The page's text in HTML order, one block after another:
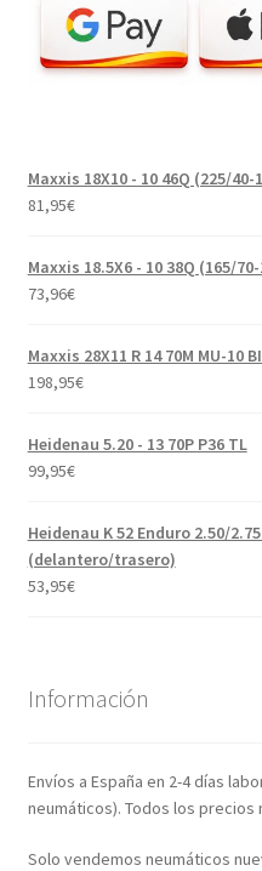
Maxxis 18X10 - 10 46Q (225/40-
81,95€
Maxxis 18.5X6 - 10 38Q (165/70-
73,96€
Maxxis 28X11 R 14 70M MU-10
198,95€
Heidenau 5.20 - 13 70P P36 TL
99,95€
Heidenau K 52 Enduro 2.50/
(delantero/trasero)
53,95€
Información
Envíos a España en 2-4 días
neumáticos). Todos los precios
Solo vendemos neumáticos